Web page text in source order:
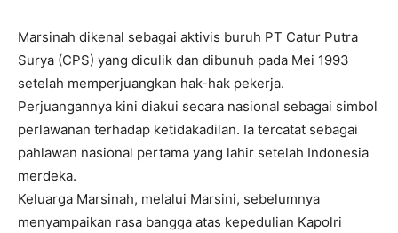
Marsinah dikenal sebagai aktivis buruh PT Catur Putra
Surya (CPS) yang diculik dan dibunuh pada Mei 1993
setelah memperjuangkan hak-hak pekerja.
Perjuangannya kini diakui secara nasional sebagai simbol
perlawanan terhadap ketidakadilan. Ia tercatat sebagai
pahlawan nasional pertama yang lahir setelah Indonesia
merdeka.
Keluarga Marsinah, melalui Marsini, sebelumnya
menyampaikan rasa bangga atas kepedulian Kapolri